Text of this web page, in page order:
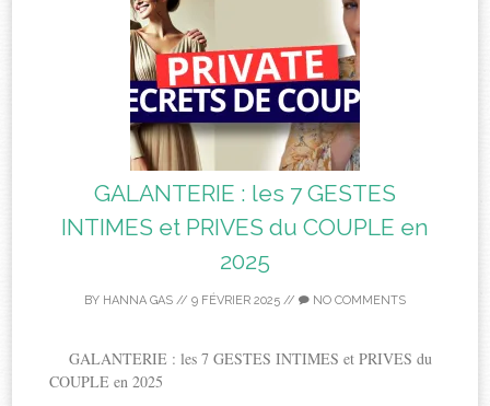
GALANTERIE : les 7 GESTES
INTIMES et PRIVES du COUPLE en
2025
BY HANNA GAS // 9 FÉVRIER 2025 // NO COMMENTS
GALANTERIE : les 7 GESTES INTIMES et PRIVES du
COUPLE en 2025